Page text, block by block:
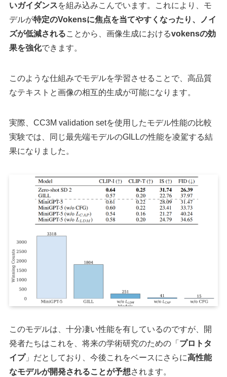
いガイダンスを組み込みこんでいます。これにより、モ
デルが特定のVokensに焦点を当てやすくなったり、ノイ
ズが低減されることから、画像生成におけるvokensの効
果を強化できます。
このような仕組みでモデルを学習させることで、高品質
なテキストと画像の相互的生成が可能になります。
実際、CC3M validation setを使用したモデル性能の比較
実験では、同じ最先端モデルのGILLの性能を凌駕する結
果になりました。
このモデルは、十分凄い性能を有しているのですが、開
発者たちはこれを、将来の学術研究のための「 プロトタ
イプ」だとしており、今後これをベースにさらに高性能
なモデルが開発されることが予想されます。